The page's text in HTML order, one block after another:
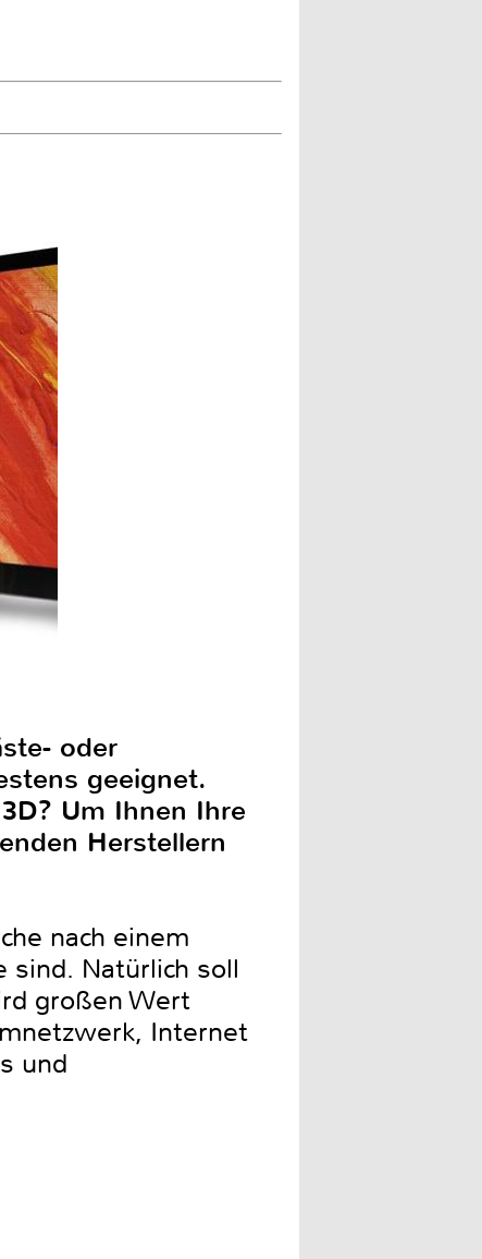
oder
geeignet.
Um Ihnen Ihre
Herstellern
nach einem
sind. Natürlich soll
großen Wert
Internet
und